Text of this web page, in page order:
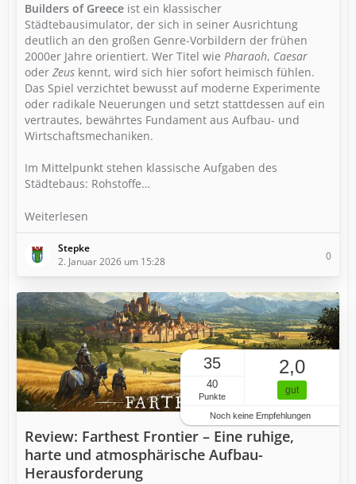
Builders of Greece ist ein klassischer
Städtebausimulator, der sich in seiner Ausrichtung
deutlich an den großen Genre-Vorbildern der frühen
2000er Jahre orientiert. Wer Titel wie Pharaoh, Caesar
oder Zeus kennt, wird sich hier sofort heimisch fühlen.
Das Spiel verzichtet bewusst auf moderne Experimente
oder radikale Neuerungen und setzt stattdessen auf ein
vertrautes, bewährtes Fundament aus Aufbau- und
Wirtschaftsmechaniken.
Im Mittelpunkt stehen klassische Aufgaben des
Städtebaus: Rohstoffe…
Weiterlesen
Stepke
2. Januar 2026 um 15:28
0
35
40
Punkte
2,0
gut
Noch keine Empfehlungen
Review: Farthest Frontier – Eine ruhige,
harte und atmosphärische Aufbau-
Herausforderung